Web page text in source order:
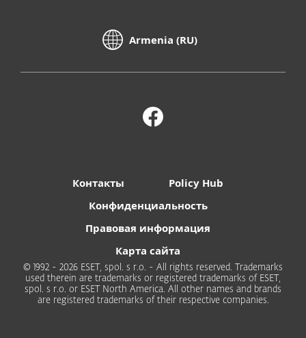
Armenia (RU)
Контакты
Policy Hub
Конфиденциальность
Правовая информация
Карта сайта
© 1992 - 2026 ESET, spol. s r.o. - All rights reserved. Trademarks
used therein are trademarks or registered trademarks of ESET,
spol. s r.o. or ESET North America. All other names and brands
are registered trademarks of their respective companies.